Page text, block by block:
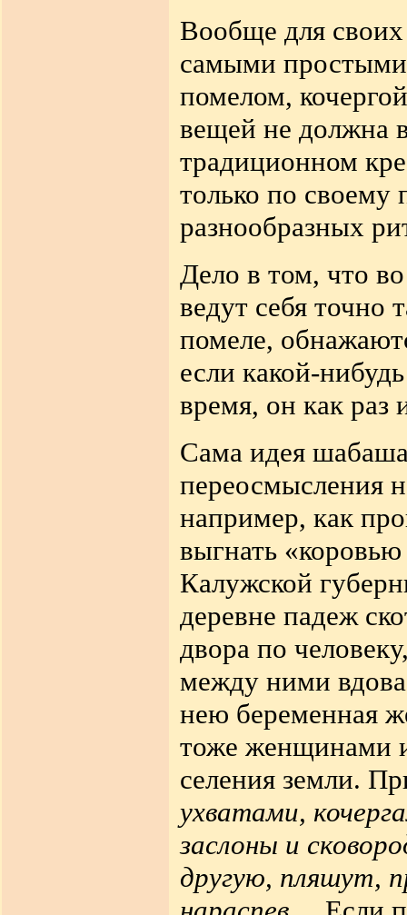
Вообще для
самыми простыми
помелом,
вещей не должна
традиционном
только по
разнообразных
Дело в том, что
ведут себя точно
помеле,
если какой-
время, он как раз
Сама идея
переосмысления
например, как
выгнать
Калужской
деревне падеж
двора по
между ними вдова
нею беременная
тоже женщинами
селения земли.
ухватами,
заслоны и
другую, пляшут,